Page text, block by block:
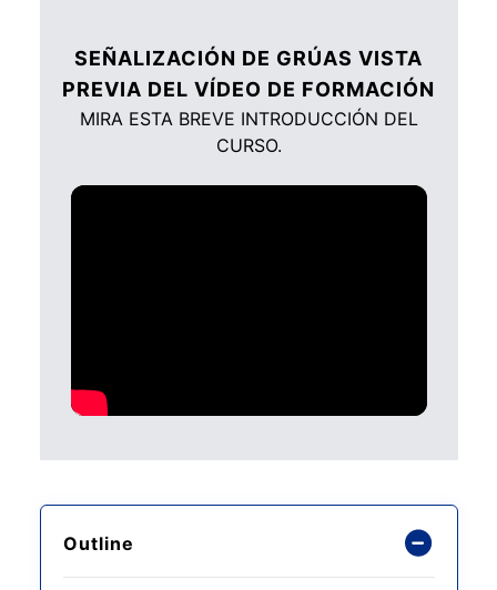
SEÑALIZACIÓN DE GRÚAS VISTA
PREVIA DEL VÍDEO DE FORMACIÓN
MIRA ESTA BREVE INTRODUCCIÓN DEL
CURSO.
Outline